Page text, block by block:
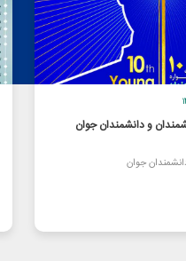
و دانشمندان جوان
جوان